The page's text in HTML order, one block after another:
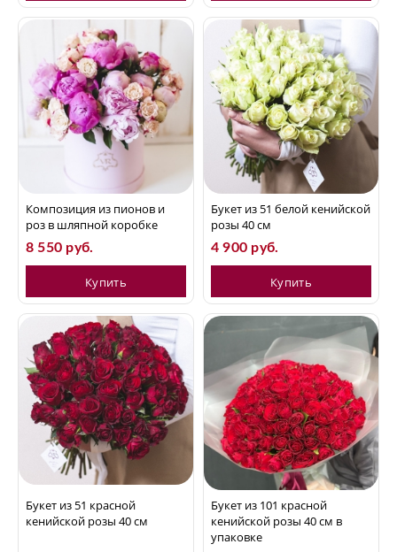
Композиция из пионов и
роз в шляпной коробке
8 550 руб.
Купить
Букет из 51 белой кенийской
розы 40 см
4 900 руб.
Купить
Букет из 51 красной
кенийской розы 40 см
Букет из 101 красной
кенийской розы 40 см в
упаковке